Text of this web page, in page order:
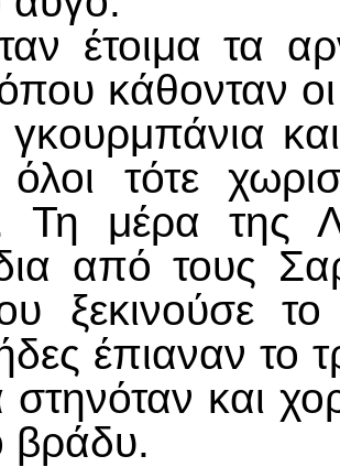
έτοιμα τα
κάθονταν
γκουρμπάνια
τότε
Τη μέρα της
από τους
ξεκινούσε
έπιαναν το
στηνόταν και
βράδυ.